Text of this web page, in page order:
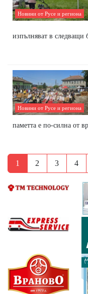
Новини от Русе и региона
изпълняват в следващи
Новини от Русе и региона
паметта е по-силна от
1 2 3 4